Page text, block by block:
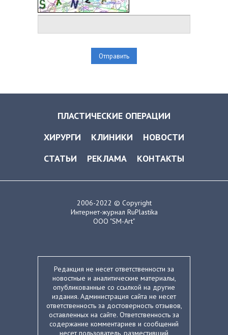
ПЛАСТИЧЕСКИЕ ОПЕРАЦИИ
ХИРУРГИ
КЛИНИКИ
НОВОСТИ
СТАТЬИ
РЕКЛАМА КОНТАКТЫ
2006-2022 © Copyright
Интернет-журнал RuPlastika
ООО "SM-Art"
Редакция не несет ответственности за
новостные и аналитические материалы,
опубликованные со ссылкой на другие
издания. Администрация сайта не несет
ответственность за достоверность отзывов,
оставленных на сайте. Ответственность за
содержание комментариев и сообщений
несет пользователь, разместивший